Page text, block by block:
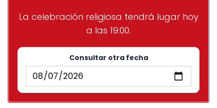
La celebración religiosa tendrá lugar hoy
a las 19:00.
Consultar otra fecha